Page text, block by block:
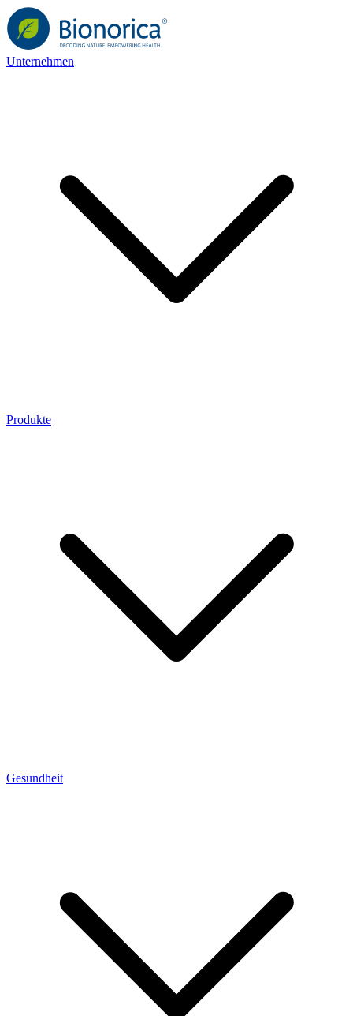
Unternehmen
Produkte
Gesundheit